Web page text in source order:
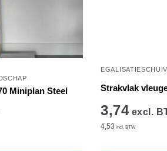
Miniplan Steel Strakvlak
3,74excl.
4,53 incl. BTW